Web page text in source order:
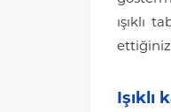
ışıklı
ettiğiniz